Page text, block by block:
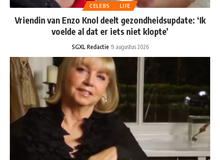
CELEBS LIFE
Vriendin van Enzo Knol deelt gezondheidsupdate: ‘Ik
voelde al dat er iets niet klopte’
SGXL Redactie 9 augustus 2026